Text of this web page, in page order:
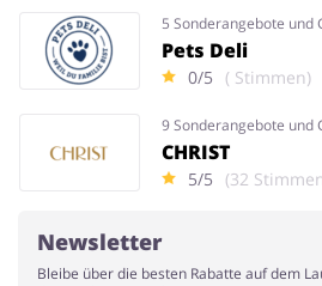
5 Sonderangebote und
Pets Deli
0/5 ( Stimmen)
9 Sonderangebote und
CHRIST
5/5 (32
Newsletter
Bleibe über die besten Rabatte auf dem